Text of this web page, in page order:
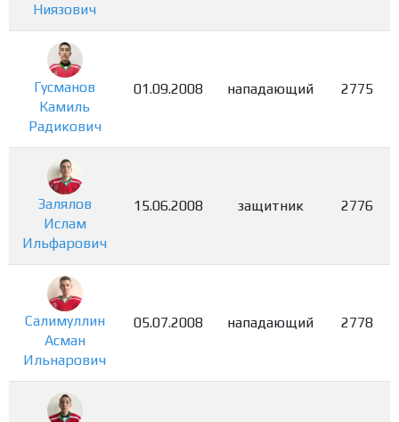
Ниязович
Гусманов
Камиль
Радикович
01.09.2008 нападающий 2775
Залялов
Ислам
Ильфарович
15.06.2008 защитник 2776
Салимуллин
Асман
Ильнарович
05.07.2008 нападающий 2778